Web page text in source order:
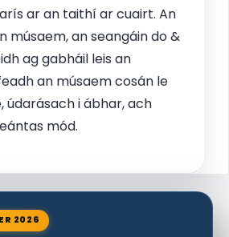
ar an taithí ar cuairt. An
músaem, an seangáin do &
ag gabháil leis an
an músaem cosán le
údarásach i ábhar, ach
mód.
2026